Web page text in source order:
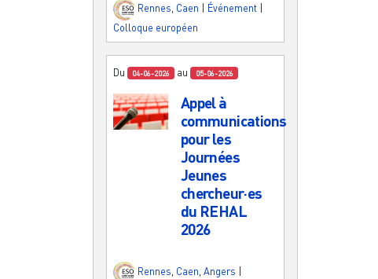
Rennes Caen Événement
Colloque européen
Du 04-06-2026 au 05-06-2026
Appel à
communications
pour les
Journées
Jeunes
chercheur·es
du REHAL
2026
Rennes, Caen, Angers